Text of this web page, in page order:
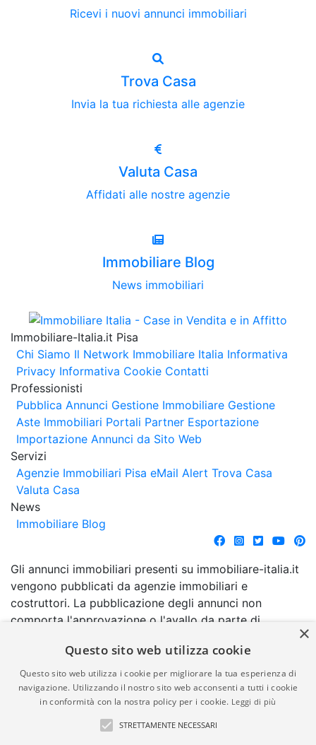
Ricevi i nuovi annunci immobiliari
Trova Casa
Invia la tua richiesta alle agenzie
Valuta Casa
Affidati alle nostre agenzie
Immobiliare Blog
News immobiliari
Immobiliare-Italia.it Pisa
Chi Siamo Il Network Immobiliare Italia Informativa
Privacy Informativa Cookie Contatti
Professionisti
Pubblica Annunci Gestione Immobiliare Gestione
Aste Immobiliari Portali Partner Esportazione
Importazione Annunci da Sito Web
Servizi
Agenzie Immobiliari Pisa eMail Alert Trova Casa
Valuta Casa
News
Immobiliare Blog
Gli annunci immobiliari presenti su immobiliare-italia.it
vengono pubblicati da agenzie immobiliari e
costruttori. La pubblicazione degli annunci non
comporta l'approvazione o l'avallo da parte di
garanzia da parte di quest'ultima. immobiliare-italia.it
quindi non è responsabile della veridicità, della
correttezza, della completezza, della normativa in
materia di privacy e/o di alcun altro aspetto dei
suddetti annunci.
×
Questo sito web utilizza cookie
Questo sito web utilizza i cookie per migliorare la tua esperienza di
navigazione. Utilizzando il nostro sito web acconsenti a tutti i cookie
in conformità con la nostra policy per i cookie. Leggi di più
STRETTAMENTE NECESSARI